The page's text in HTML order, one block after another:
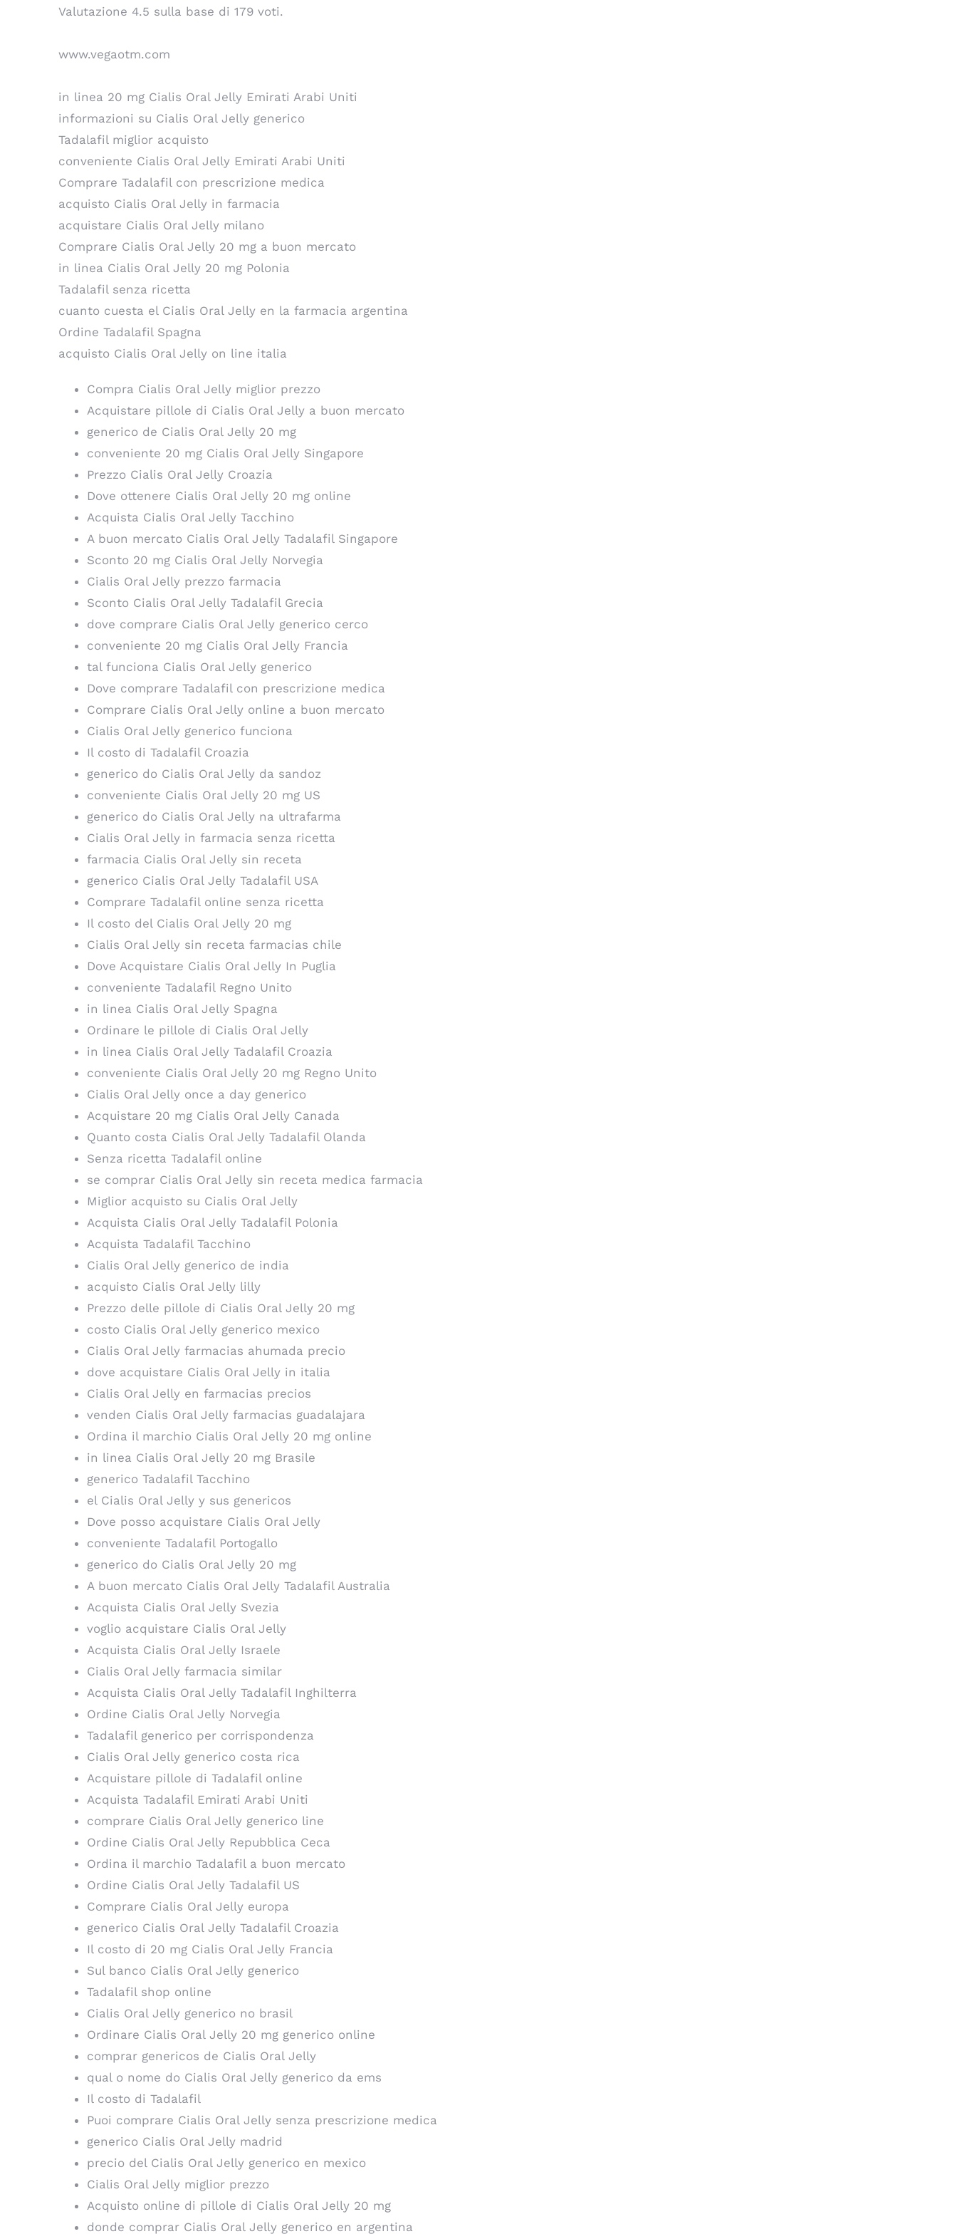
Valutazione 4.5 sulla base di 179 voti.
www.vegaotm.com
in linea 20 mg Cialis Oral Jelly Emirati Arabi Uniti
informazioni su Cialis Oral Jelly generico
Tadalafil miglior acquisto
conveniente Cialis Oral Jelly Emirati Arabi Uniti
Comprare Tadalafil con prescrizione medica
acquisto Cialis Oral Jelly in farmacia
acquistare Cialis Oral Jelly milano
Comprare Cialis Oral Jelly 20 mg a buon mercato
in linea Cialis Oral Jelly 20 mg Polonia
Tadalafil senza ricetta
cuanto cuesta el Cialis Oral Jelly en la farmacia argentina
Ordine Tadalafil Spagna
acquisto Cialis Oral Jelly on line italia
Compra Cialis Oral Jelly miglior prezzo
Acquistare pillole di Cialis Oral Jelly a buon mercato
generico de Cialis Oral Jelly 20 mg
conveniente 20 mg Cialis Oral Jelly Singapore
Prezzo Cialis Oral Jelly Croazia
Dove ottenere Cialis Oral Jelly 20 mg online
Acquista Cialis Oral Jelly Tacchino
A buon mercato Cialis Oral Jelly Tadalafil Singapore
Sconto 20 mg Cialis Oral Jelly Norvegia
Cialis Oral Jelly prezzo farmacia
Sconto Cialis Oral Jelly Tadalafil Grecia
dove comprare Cialis Oral Jelly generico cerco
conveniente 20 mg Cialis Oral Jelly Francia
tal funciona Cialis Oral Jelly generico
Dove comprare Tadalafil con prescrizione medica
Comprare Cialis Oral Jelly online a buon mercato
Cialis Oral Jelly generico funciona
Il costo di Tadalafil Croazia
generico do Cialis Oral Jelly da sandoz
conveniente Cialis Oral Jelly 20 mg US
generico do Cialis Oral Jelly na ultrafarma
Cialis Oral Jelly in farmacia senza ricetta
farmacia Cialis Oral Jelly sin receta
generico Cialis Oral Jelly Tadalafil USA
Comprare Tadalafil online senza ricetta
Il costo del Cialis Oral Jelly 20 mg
Cialis Oral Jelly sin receta farmacias chile
Dove Acquistare Cialis Oral Jelly In Puglia
conveniente Tadalafil Regno Unito
in linea Cialis Oral Jelly Spagna
Ordinare le pillole di Cialis Oral Jelly
in linea Cialis Oral Jelly Tadalafil Croazia
conveniente Cialis Oral Jelly 20 mg Regno Unito
Cialis Oral Jelly once a day generico
Acquistare 20 mg Cialis Oral Jelly Canada
Quanto costa Cialis Oral Jelly Tadalafil Olanda
Senza ricetta Tadalafil online
se comprar Cialis Oral Jelly sin receta medica farmacia
Miglior acquisto su Cialis Oral Jelly
Acquista Cialis Oral Jelly Tadalafil Polonia
Acquista Tadalafil Tacchino
Cialis Oral Jelly generico de india
acquisto Cialis Oral Jelly lilly
Prezzo delle pillole di Cialis Oral Jelly 20 mg
costo Cialis Oral Jelly generico mexico
Cialis Oral Jelly farmacias ahumada precio
dove acquistare Cialis Oral Jelly in italia
Cialis Oral Jelly en farmacias precios
venden Cialis Oral Jelly farmacias guadalajara
Ordina il marchio Cialis Oral Jelly 20 mg online
in linea Cialis Oral Jelly 20 mg Brasile
generico Tadalafil Tacchino
el Cialis Oral Jelly y sus genericos
Dove posso acquistare Cialis Oral Jelly
conveniente Tadalafil Portogallo
generico do Cialis Oral Jelly 20 mg
A buon mercato Cialis Oral Jelly Tadalafil Australia
Acquista Cialis Oral Jelly Svezia
voglio acquistare Cialis Oral Jelly
Acquista Cialis Oral Jelly Israele
Cialis Oral Jelly farmacia similar
Acquista Cialis Oral Jelly Tadalafil Inghilterra
Ordine Cialis Oral Jelly Norvegia
Tadalafil generico per corrispondenza
Cialis Oral Jelly generico costa rica
Acquistare pillole di Tadalafil online
Acquista Tadalafil Emirati Arabi Uniti
comprare Cialis Oral Jelly generico line
Ordine Cialis Oral Jelly Repubblica Ceca
Ordina il marchio Tadalafil a buon mercato
Ordine Cialis Oral Jelly Tadalafil US
Comprare Cialis Oral Jelly europa
generico Cialis Oral Jelly Tadalafil Croazia
Il costo di 20 mg Cialis Oral Jelly Francia
Sul banco Cialis Oral Jelly generico
Tadalafil shop online
Cialis Oral Jelly generico no brasil
Ordinare Cialis Oral Jelly 20 mg generico online
comprar genericos de Cialis Oral Jelly
qual o nome do Cialis Oral Jelly generico da ems
Il costo di Tadalafil
Puoi comprare Cialis Oral Jelly senza prescrizione medica
generico Cialis Oral Jelly madrid
precio del Cialis Oral Jelly generico en mexico
Cialis Oral Jelly miglior prezzo
Acquisto online di pillole di Cialis Oral Jelly 20 mg
donde comprar Cialis Oral Jelly generico en argentina